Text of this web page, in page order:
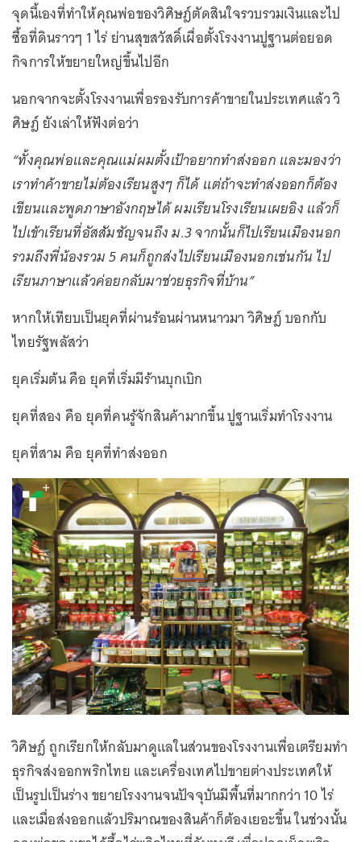
จุดนี้เองที่ทำให้คุณพ่อของวิศิษฎ์ตัดสินใจรวบรวมเงินและไป
ซื้อที่ดินราวๆ 1 ไร่ ย่านสุขสวัสดิ์เผื่อตั้งโรงงานปูฐานต่อยอด
กิจการให้ขยายใหญ่ขึ้นไปอีก
นอกจากจะตั้งโรงงานเพื่อรองรับการค้าขายในประเทศแล้ว วิ
ศิษฎ์ ยังเล่าให้ฟังต่อว่า
“ทั้งคุณพ่อและคุณแม่ผมตั้งเป้าอยากทำส่งออก และมองว่า
เราทำค้าขายไม่ต้องเรียนสูงๆ ก็ได้ แต่ถ้าจะทำส่งออกก็ต้อง
เขียนและพูดภาษาอังกฤษได้ ผมเรียนโรงเรียนเผยอิง แล้วก็
ไปเข้าเรียนที่อัสสัมชัญจนถึง ม.3 จากนั้นก็ไปเรียนเมืองนอก
รวมถึงพี่น้องรวม 5 คนก็ถูกส่งไปเรียนเมืองนอกเช่นกัน ไป
เรียนภาษาแล้วค่อยกลับมาช่วยธุรกิจที่บ้าน”
หากให้เทียบเป็นยุคที่ผ่านร้อนผ่านหนาวมา วิศิษฎ์ บอกกับ
ไทยรัฐพลัสว่า
ยุคเริ่มต้น คือ ยุคที่เริ่มมีร้านบุกเบิก
ยุคที่สอง คือ ยุคที่คนรู้จักสินค้ามากขึ้น ปูฐานเริ่มทำโรงงาน
ยุคที่สาม คือ ยุคที่ทำส่งออก
วิศิษฎ์ ถูกเรียกให้กลับมาดูแลในส่วนของโรงงานเพื่อเตรียมทำ
ธุรกิจส่งออกพริกไทย และเครื่องเทศไปขายต่างประเทศให้
เป็นรูปเป็นร่าง ขยายโรงงานจนปัจจุบันมีพื้นที่มากกว่า 10 ไร่
และเมื่อส่งออกแล้วปริมาณของสินค้าก็ต้องเยอะขึ้น ในช่วงนั้น